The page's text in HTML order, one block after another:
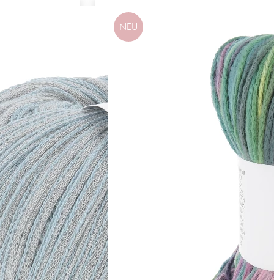
Zusammensetzung
100% Baumwolle
Lauflänge
~140m / 50g
Nadelstärke
Ø 4-4,5 mm
Garnstärke
DK
Maschenprobe
22 M x 32 R
NEU